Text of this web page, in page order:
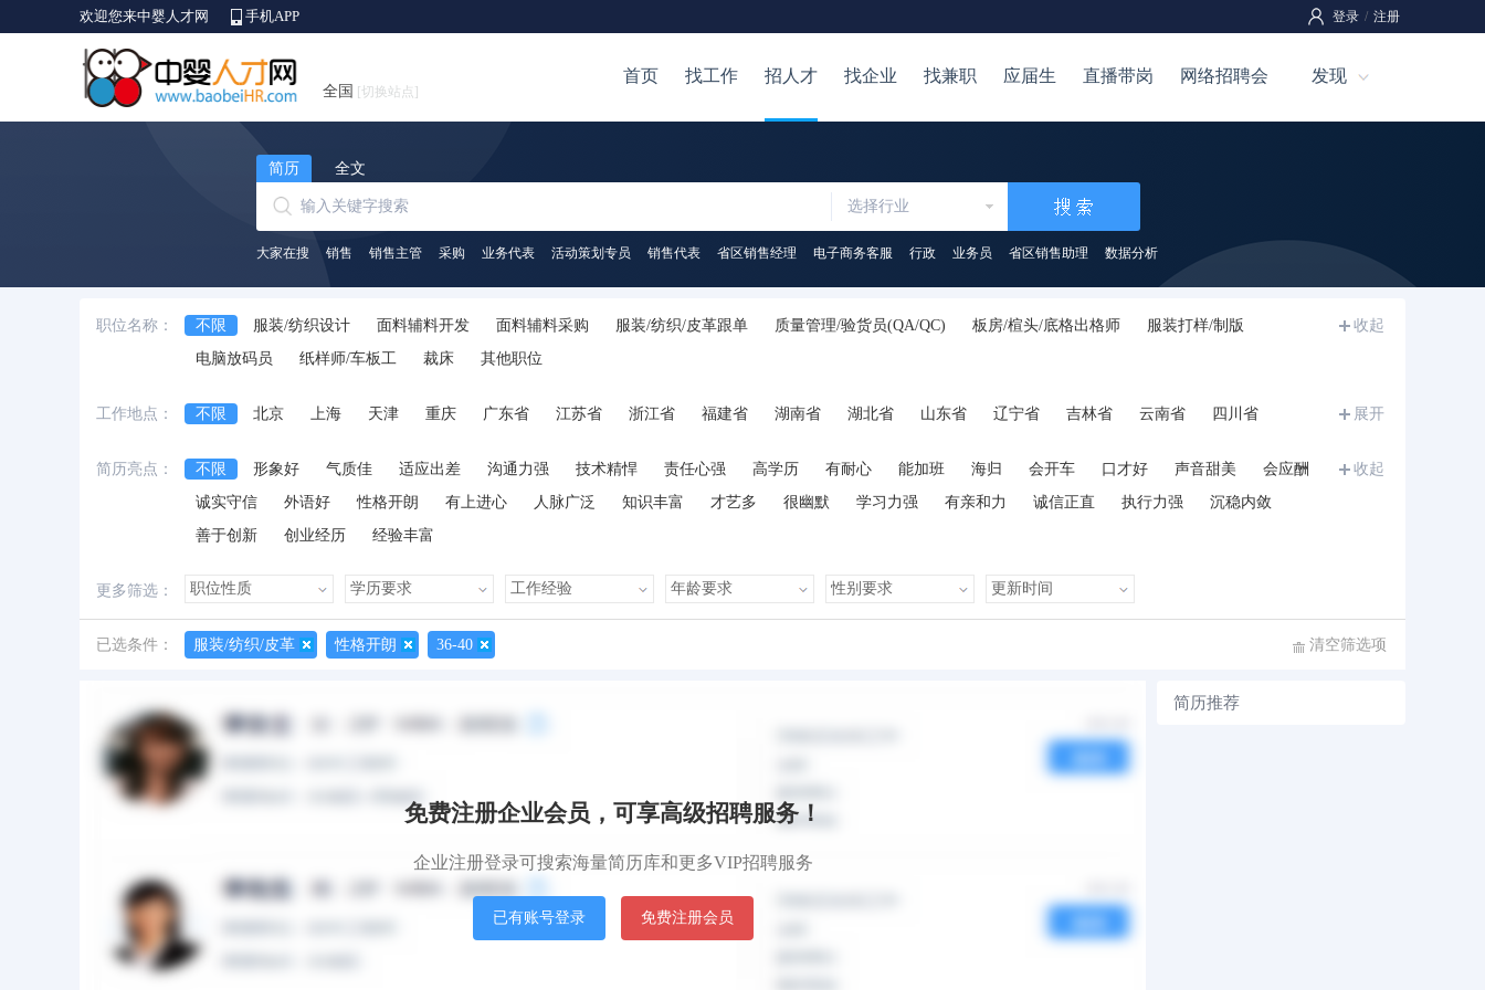
欢迎您来中婴人才网 手机APP 登录 / 注册
全国 [切换站点]
首页 找工作 招人才 找企业 找兼职 应届生 直播带岗 网络招聘会 发现
简历 全文
选择行业
大家在搜 销售 销售主管 采购 业务代表 活动策划专员 销售代表 省区销售经理 电子商务客服 行政 业务员 省区销售助理 数据分析
职位名称： 不限 服装/纺织设计 面料辅料开发 面料辅料采购 服装/纺织/皮革跟单 质量管理/验货员(QA/QC) 板房/楦头/底格出格师
服装打样/制版
电脑放码员
纸样师/车板工 裁床 其他职位
收起
工作地点： 不限 北京 上海 天津 重庆 广东省 江苏省 浙江省 福建省 湖南省 湖北省 山东省 辽宁省 吉林省 云南省
四川省
台湾省
香港 澳门 国外
展开
简历亮点： 不限 形象好 气质佳 适应出差 沟通力强 技术精悍 责任心强 高学历 有耐心 能加班 海归 会开车 口才好 声音甜美
会应酬
诚实守信
外语好 性格开朗 有上进心 人脉广泛 知识丰富 才艺多 很幽默 学习力强 有亲和力 诚信正直 执行力强
沉稳内敛
善于创新
创业经历 经验丰富
收起
更多筛选：
已选条件： 服装/纺织/皮革 性格开朗 36-40 清空筛选项
所有简历
免费注册企业会员，可享高级招聘服务！
企业注册登录可搜索海量简历库和更多VIP招聘服务
已有账号登录 免费注册会员
简历推荐